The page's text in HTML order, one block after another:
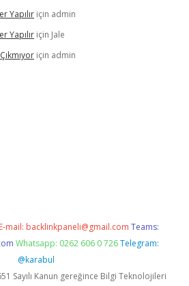
Yapılır için admin
Yapılır için Jale
için admin
E-mail: backlinkpaneli@gmail.com Teams:
Whatsapp: 0262 606 0 726 Telegram:
@karabul
Sayılı Kanun gereğince Bilgi Teknolojileri